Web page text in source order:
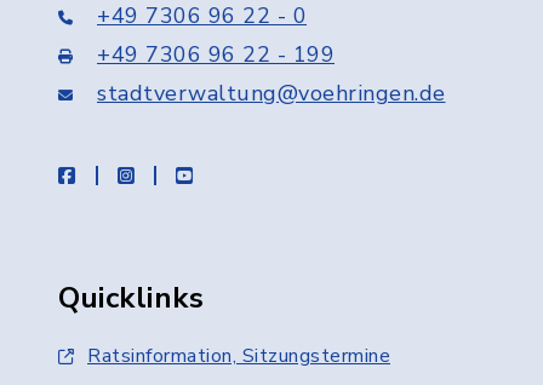
+49 7306 96 22 - 0
+49 7306 96 22 - 199
stadtverwaltung@voehringen.de
facebookinstagramyoutube
Quicklinks
Ratsinformation, Sitzungstermine